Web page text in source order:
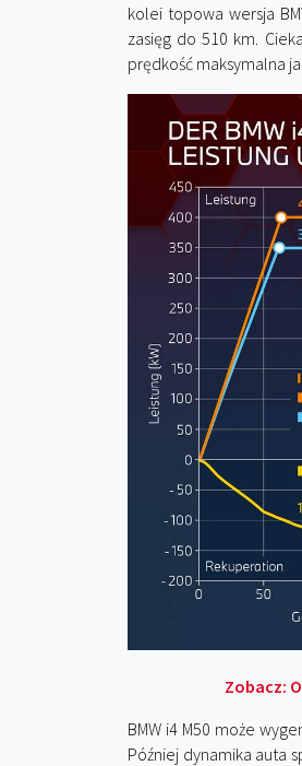
kolei topowa wersja
zasięg do 510 km.
prędkość maksymalna
Zobacz:
BMW i4 M50 może
Później dynamika auta